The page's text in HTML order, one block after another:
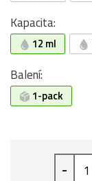
Kapacita:
12 ml
Balení:
1-pack
-